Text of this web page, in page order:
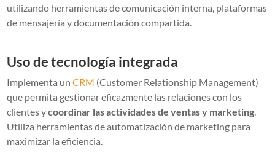
utilizando herramientas de comunicación interna, plataformas
de mensajería y documentación compartida.
Uso de tecnología integrada
Implementa unCRM (Customer Relationship Management)
que permita gestionar eficazmente las relaciones con los
clientes ycoordinar las actividades de ventas y marketing.
Utiliza herramientas de automatización de marketing para
maximizar la eficiencia.